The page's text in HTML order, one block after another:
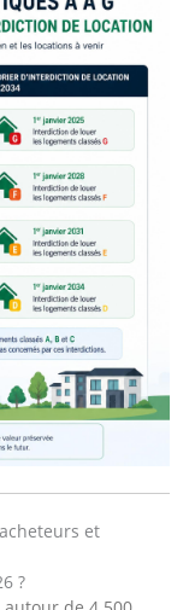
et
?